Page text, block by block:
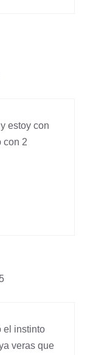
estoy con
con 2
el instinto
veras que